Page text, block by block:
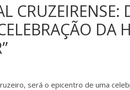
CRUZEIRENSE:
DA
será o epicentro de uma